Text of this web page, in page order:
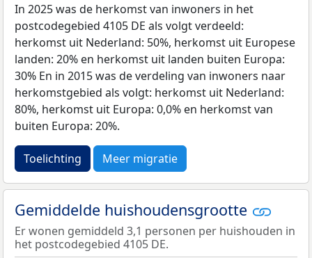
In 2025 was de herkomst van inwoners in het
postcodegebied 4105 DE als volgt verdeeld:
herkomst uit Nederland: 50%, herkomst uit Europese
landen: 20% en herkomst uit landen buiten Europa:
30% En in 2015 was de verdeling van inwoners naar
herkomstgebied als volgt: herkomst uit Nederland:
80%, herkomst uit Europa: 0,0% en herkomst van
buiten Europa: 20%.
Toelichting Meer migratie
Gemiddelde huishoudensgrootte
Er wonen gemiddeld 3,1 personen per huishouden in
het postcodegebied 4105 DE.